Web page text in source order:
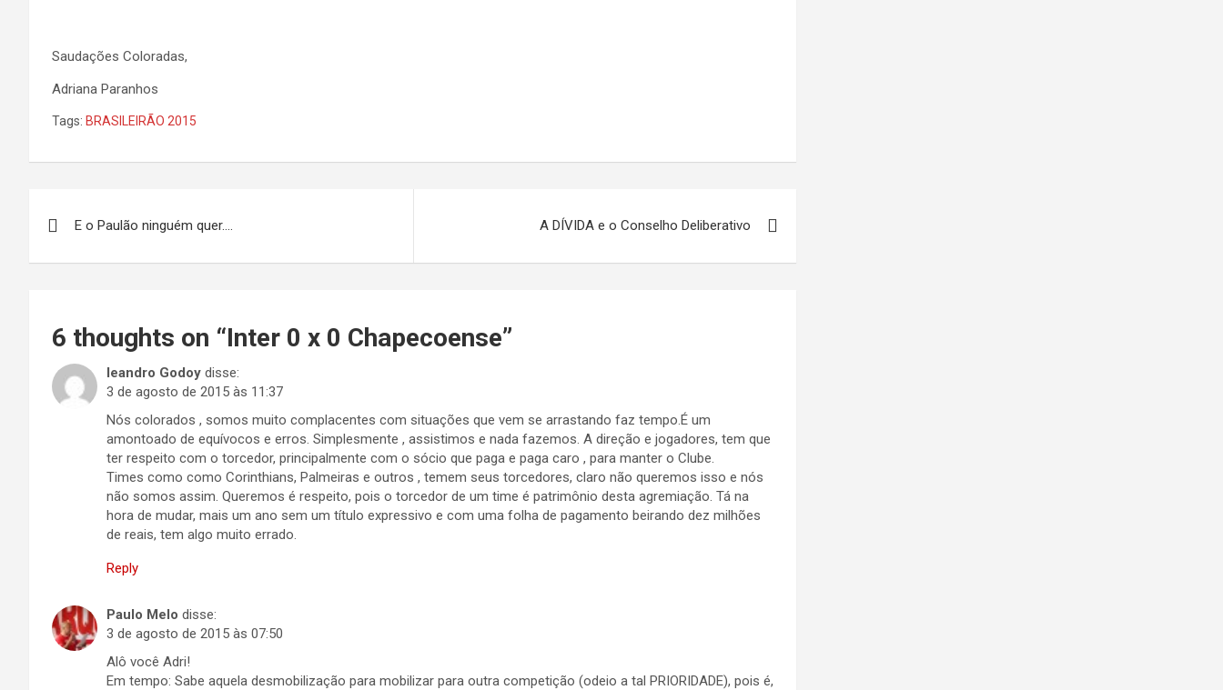
Saudações Coloradas,
Adriana Paranhos
Tags: BRASILEIRÃO 2015
de
E o Paulão ninguém quer…. A DÍVIDA e o Conselho Deliberativo
6 thoughts on “Inter 0 x 0 Chapecoense”
leandro Godoy disse:
3 de agosto de 2015 às 11:37
Nós colorados , somos muito complacentes com situações que vem se arrastando faz tempo.É um
amontoado de equívocos e erros. Simplesmente , assistimos e nada fazemos. A direção e jogadores, tem que
ter respeito com o torcedor, principalmente com o sócio que paga e paga caro , para manter o Clube.
Times como como Corinthians, Palmeiras e outros , temem seus torcedores, claro não queremos isso e nós
não somos assim. Queremos é respeito, pois o torcedor de um time é patrimônio desta agremiação. Tá na
hora de mudar, mais um ano sem um título expressivo e com uma folha de pagamento beirando dez milhões
de reais, tem algo muito errado.
Reply
Paulo Melo disse:
3 de agosto de 2015 às 07:50
Alô você Adri!
Em tempo: Sabe aquela desmobilização para mobilizar para outra competição (odeio a tal PRIORIDADE), pois é,